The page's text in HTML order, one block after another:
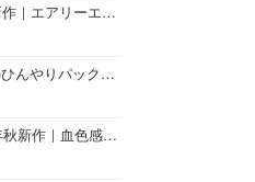
キャンメイク26年秋新作｜エアリーエクステンションライナー＆カールスナイパーマスカラ新色をレビュー
日焼け後におすすめのひんやりパック14選｜暑い夏にぴったりな冷凍／鎮静／うるおいチャージマスクを紹介
デイジードール2026年秋新作｜血色感が可愛い♡『パウダー ブラッシュ ブルーム』新3色をレビュー